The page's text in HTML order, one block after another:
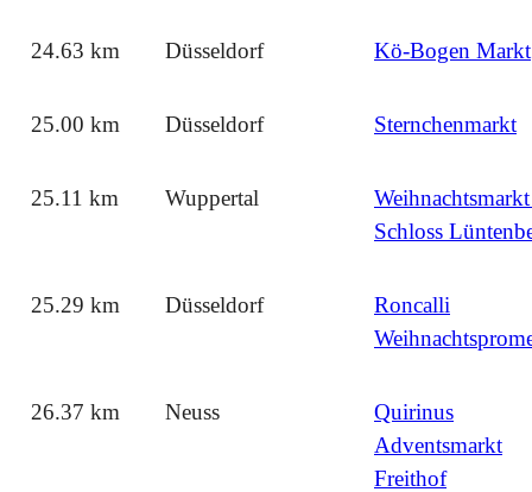
24.63 km Düsseldorf Kö-Bogen Markt
25.00 km Düsseldorf Sternchenmarkt
25.11 km Wuppertal
Schloss
25.29 km Düsseldorf
Roncalli
26.37 km Neuss
Quirinus
Adventsmarkt
Freithof